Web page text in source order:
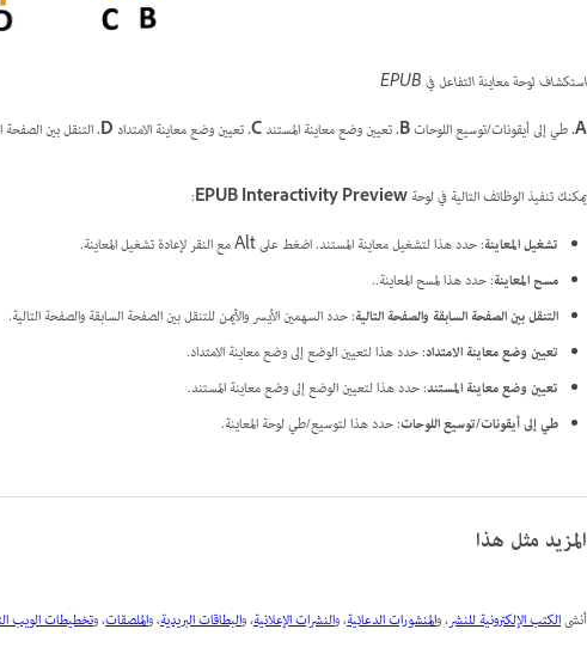
استكشاف لوحة معاينة التفاعل في EPUB
A. طي إلى أيقونات/توسيع اللوحاتB. تعيين وضع معاينة المستندC. تعيين وضع معاينة الامتدادD. التنقل بين الصفحة
يمكنك تنفيذ الوظائف التالية في لوحةEPUB Interactivity Preview
:
تشغيل المعاينة: حدد هذا لتشغيل معاينة المستند. اضغط على Alt مع النقر لإعادة تشغيل المعاينة.
مسح المعاينة: حدد هذا لمسح المعاينة..
التنقل بين الصفحة السابقة والصفحة التالية: حدد السهمين الأيسر والأيمن للتنقل بين الصفحة السابقة والصفحة التالية.
تعيين وضع معاينة الامتداد: حدد هذا لتعيين الوضع إلى وضع معاينة الامتداد.
تعيين وضع معاينة المستند: حدد هذا لتعيين الوضع إلى وضع معاينة المستند.
طي إلى أيقونات/توسيع اللوحات: حدد هذا لتوسيع/طي لوحة المعاينة.
المزيد مثل هذا
أنشىالكتب الإلكترونية للنشر، والمنشورات الدعائية، والنشرات الإعلانية، والبطاقات البريدية، والملصقات، وتخطيطات الويب